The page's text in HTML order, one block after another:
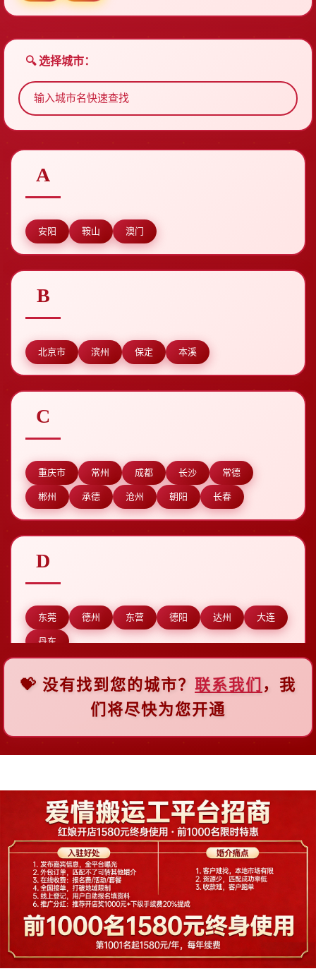
🔍 选择城市：
A
安阳 鞍山 澳门
B
北京市 滨州 保定 本溪
C
重庆市 常州 成都 长沙 常德
郴州 承德 沧州 朝阳 长春
D
东莞 德州 东营 德阳 达州 大连
丹东
G
广州 贵阳
💝 没有找到您的城市？ 联系我们 ，我
们将尽快为您开通